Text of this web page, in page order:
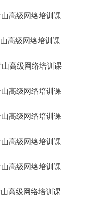
高级网络培训课
高级网络培训课
高级网络培训课
高级网络培训课
高级网络培训课
高级网络培训课
高级网络培训课
高级网络培训课